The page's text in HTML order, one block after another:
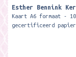
Esther Bennink
Kaart A6 formaat -
gecertificeerd